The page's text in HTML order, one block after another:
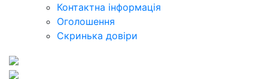
Контактна інформація
Оголошення
Скринька довіри